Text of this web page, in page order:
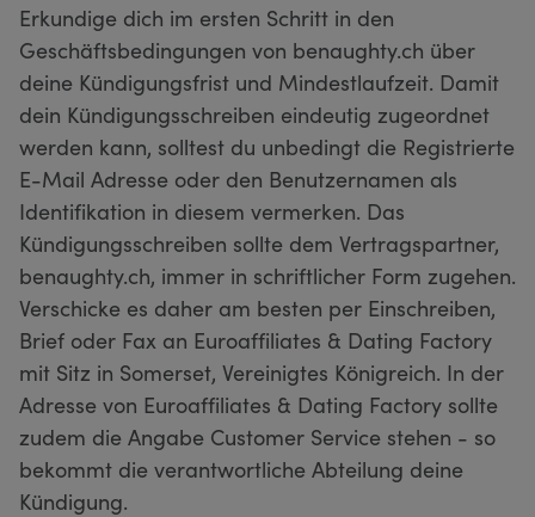
Erkundige dich im ersten Schritt in den
Geschäftsbedingungen von benaughty.ch über
deine Kündigungsfrist und Mindestlaufzeit. Damit
dein Kündigungsschreiben eindeutig zugeordnet
werden kann, solltest du unbedingt die Registrierte
E-Mail Adresse oder den Benutzernamen als
Identifikation in diesem vermerken. Das
Kündigungsschreiben sollte dem Vertragspartner,
benaughty.ch, immer in schriftlicher Form zugehen.
Verschicke es daher am besten per Einschreiben,
Brief oder Fax an Euroaffiliates & Dating Factory
mit Sitz in Somerset, Vereinigtes Königreich. In der
Adresse von Euroaffiliates & Dating Factory sollte
zudem die Angabe Customer Service stehen - so
bekommt die verantwortliche Abteilung deine
Kündigung.